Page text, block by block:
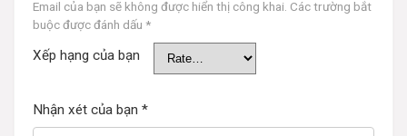
Email của bạn sẽ không được hiển thị công khai. Các trường bắt
buộc được đánh dấu *
Xếp hạng của bạn
Nhận xét của bạn *